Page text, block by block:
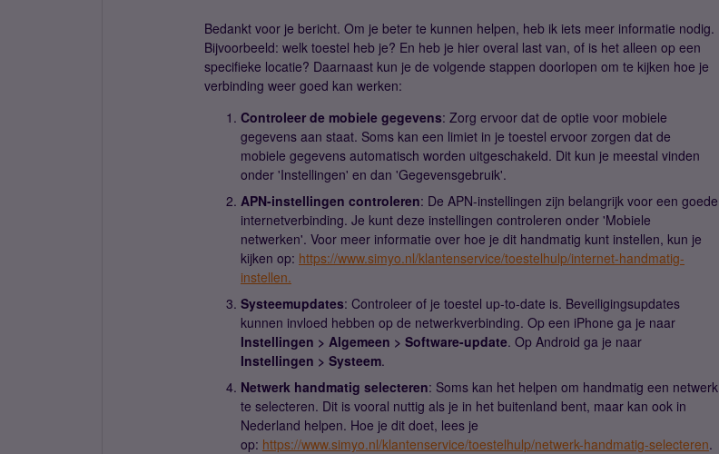
Bedankt voor je bericht. Om je beter te kunnen helpen, heb ik iets meer informatie nodig.
Bijvoorbeeld: welk toestel heb je? En heb je hier overal last van, of is het alleen op een
specifieke locatie? Daarnaast kun je de volgende stappen doorlopen om te kijken hoe je
verbinding weer goed kan werken:
Controleer de mobiele gegevens: Zorg ervoor dat de optie voor mobiele
gegevens aan staat. Soms kan een limiet in je toestel ervoor zorgen dat de
mobiele gegevens automatisch worden uitgeschakeld. Dit kun je meestal vinden
onder 'Instellingen' en dan 'Gegevensgebruik'.
APN-instellingen controleren: De APN-instellingen zijn belangrijk voor een goede
internetverbinding. Je kunt deze instellingen controleren onder 'Mobiele
netwerken'. Voor meer informatie over hoe je dit handmatig kunt instellen, kun je
kijken op: https://www.simyo.nl/klantenservice/toestelhulp/internet-handmatig-
instellen.
Systeemupdates: Controleer of je toestel up-to-date is. Beveiligingsupdates
kunnen invloed hebben op de netwerkverbinding. Op een iPhone ga je naar
Instellingen > Algemeen > Software-update. Op Android ga je naar
Instellingen > Systeem.
Netwerk handmatig selecteren: Soms kan het helpen om handmatig een netwerk
te selecteren. Dit is vooral nuttig als je in het buitenland bent, maar kan ook in
Nederland helpen. Hoe je dit doet, lees je
op: https://www.simyo.nl/klantenservice/toestelhulp/netwerk-handmatig-selecteren.